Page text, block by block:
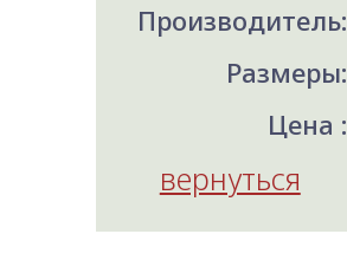
Производитель:
Размеры:
Цена :
вернуться